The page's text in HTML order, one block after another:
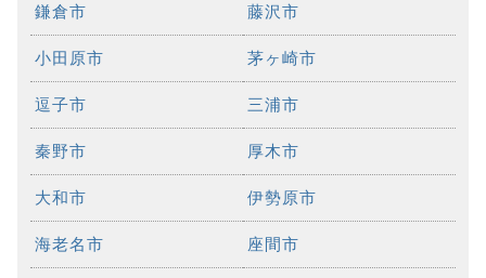
鎌倉市 藤沢市
小田原市 茅ヶ崎市
逗子市 三浦市
秦野市 厚木市
大和市 伊勢原市
海老名市 座間市